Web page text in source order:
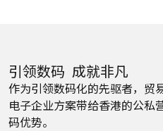
引领数码 成就非凡
作为引领数码化的先驱者，贸
电子企业方案带给香港的公私
码优势。